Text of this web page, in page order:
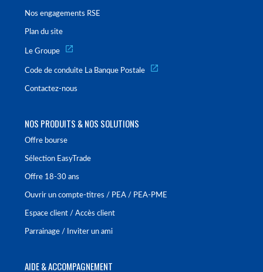
Nos engagements RSE
Plan du site
Le Groupe
Code de conduite La Banque Postale
Contactez-nous
NOS PRODUITS & NOS SOLUTIONS
Offre bourse
Sélection EasyTrade
Offre 18-30 ans
Ouvrir un compte-titres / PEA / PEA-PME
Espace client / Accès client
Parrainage / Inviter un ami
AIDE & ACCOMPAGNEMENT